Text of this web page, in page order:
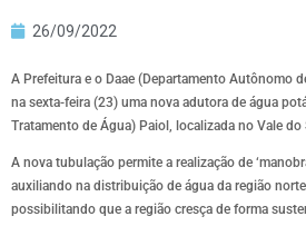
26/09/2022
A Prefeitura e o Daae (Departamento Autônomo
na sexta-feira (23) uma nova adutora de água
Tratamento de Água) Paiol, localizada no Vale do
A nova tubulação permite a realização de
auxiliando na distribuição de água da região
possibilitando que a região cresça de forma